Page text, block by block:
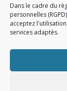
Dans le cadre du
personnelles
acceptez
services adaptés.
Vie
—-